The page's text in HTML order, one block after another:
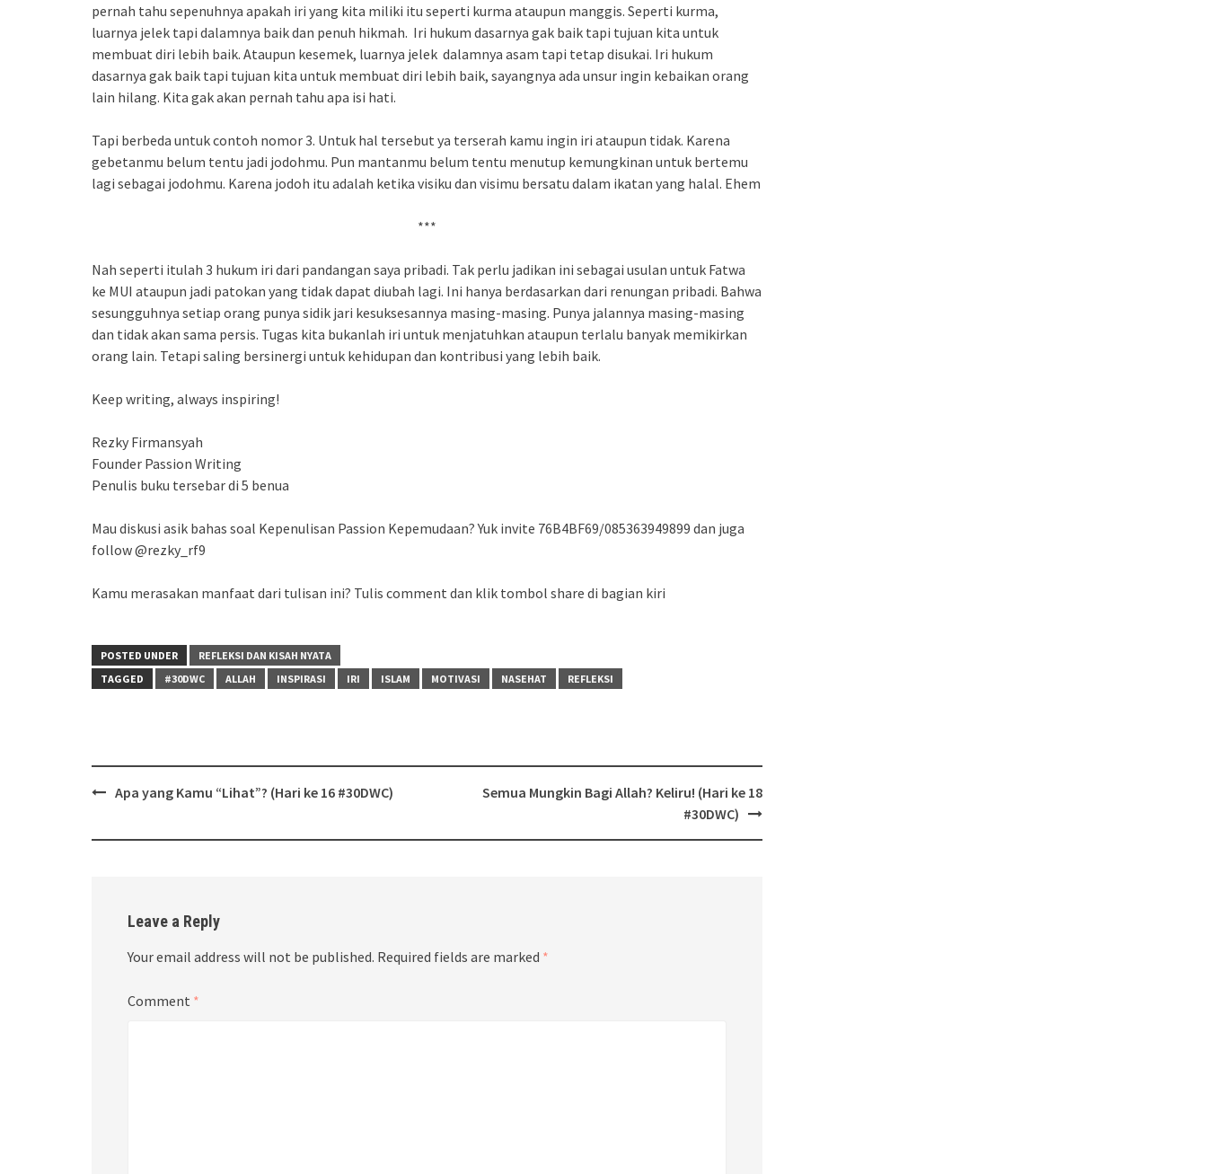
pernah tahu sepenuhnya apakah iri yang kita miliki itu seperti kurma ataupun manggis. Seperti kurma,
luarnya jelek tapi dalamnya baik dan penuh hikmah. Iri hukum dasarnya gak baik tapi tujuan kita untuk
membuat diri lebih baik. Ataupun kesemek, luarnya jelek dalamnya asam tapi tetap disukai. Iri hukum
dasarnya gak baik tapi tujuan kita untuk membuat diri lebih baik, sayangnya ada unsur ingin kebaikan orang
lain hilang. Kita gak akan pernah tahu apa isi hati.
Tapi berbeda untuk contoh nomor 3. Untuk hal tersebut ya terserah kamu ingin iri ataupun tidak. Karena
gebetanmu belum tentu jadi jodohmu. Pun mantanmu belum tentu menutup kemungkinan untuk bertemu
lagi sebagai jodohmu. Karena jodoh itu adalah ketika visiku dan visimu bersatu dalam ikatan yang halal. Ehem
***
Nah seperti itulah 3 hukum iri dari pandangan saya pribadi. Tak perlu jadikan ini sebagai usulan untuk Fatwa
ke MUI ataupun jadi patokan yang tidak dapat diubah lagi. Ini hanya berdasarkan dari renungan pribadi. Bahwa
sesungguhnya setiap orang punya sidik jari kesuksesannya masing-masing. Punya jalannya masing-masing
dan tidak akan sama persis. Tugas kita bukanlah iri untuk menjatuhkan ataupun terlalu banyak memikirkan
orang lain. Tetapi saling bersinergi untuk kehidupan dan kontribusi yang lebih baik.
Keep writing, always inspiring!
Rezky Firmansyah
Founder Passion Writing
Penulis buku tersebar di 5 benua
Mau diskusi asik bahas soal Kepenulisan Passion Kepemudaan? Yuk invite 76B4BF69/085363949899 dan juga
follow @rezky_rf9
Kamu merasakan manfaat dari tulisan ini? Tulis comment dan klik tombol share di bagian kiri
POSTED UNDER
REFLEKSI DAN KISAH NYATA
TAGGED
#30DWC ALLAH INSPIRASI IRI ISLAM MOTIVASI NASEHAT REFLEKSI
PostApa yang Kamu “Lihat”? (Hari ke 16 #30DWC)
Semua Mungkin Bagi Allah? Keliru! (Hari ke 18
#30DWC)
Leave a Reply
Your email address will not be published. Required fields are marked *
Comment *